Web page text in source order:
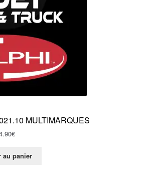
MULTIMARQUES
€
au panier